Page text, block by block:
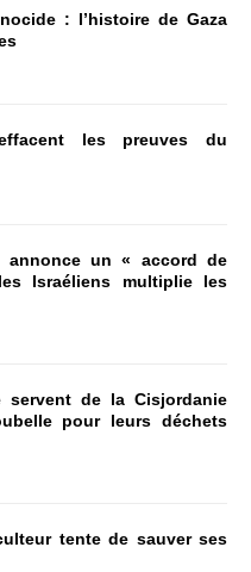
: l’histoire de Gaza
les preuves du
annonce un « accord de
Israéliens multiplie les
servent de la Cisjordanie
pour leurs déchets
tente de sauver ses